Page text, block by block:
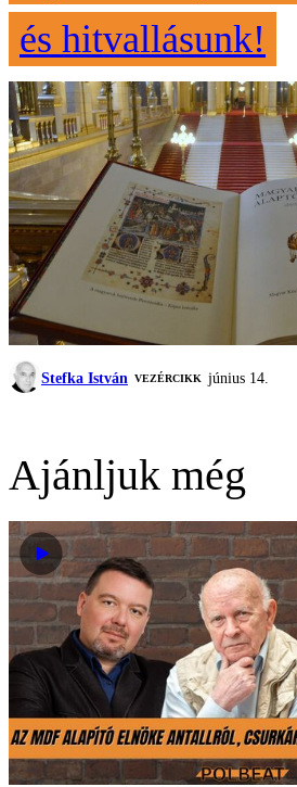
és hitvallásunk!
Stefka István VEZÉRCIKK június 14.
Ajánljuk még